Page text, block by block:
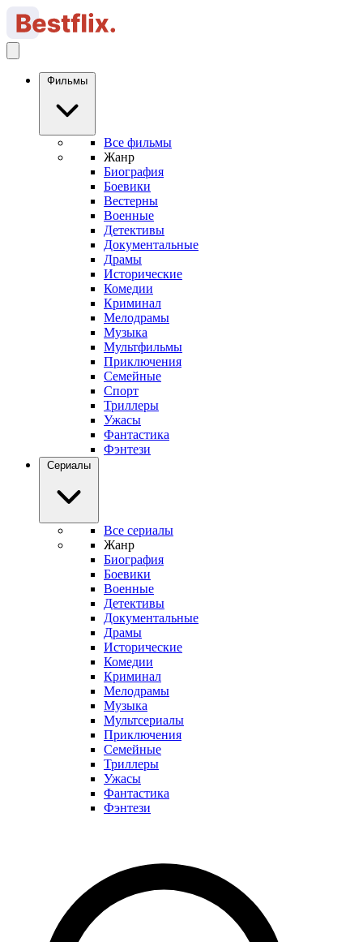
Фильмы
Все фильмы
Жанр
Биография
Боевики
Вестерны
Военные
Детективы
Документальные
Драмы
Исторические
Комедии
Криминал
Мелодрамы
Музыка
Мультфильмы
Приключения
Семейные
Спорт
Триллеры
Ужасы
Фантастика
Фэнтези
Сериалы
Все сериалы
Жанр
Биография
Боевики
Военные
Детективы
Документальные
Драмы
Исторические
Комедии
Криминал
Мелодрамы
Музыка
Мультсериалы
Приключения
Семейные
Триллеры
Ужасы
Фантастика
Фэнтези